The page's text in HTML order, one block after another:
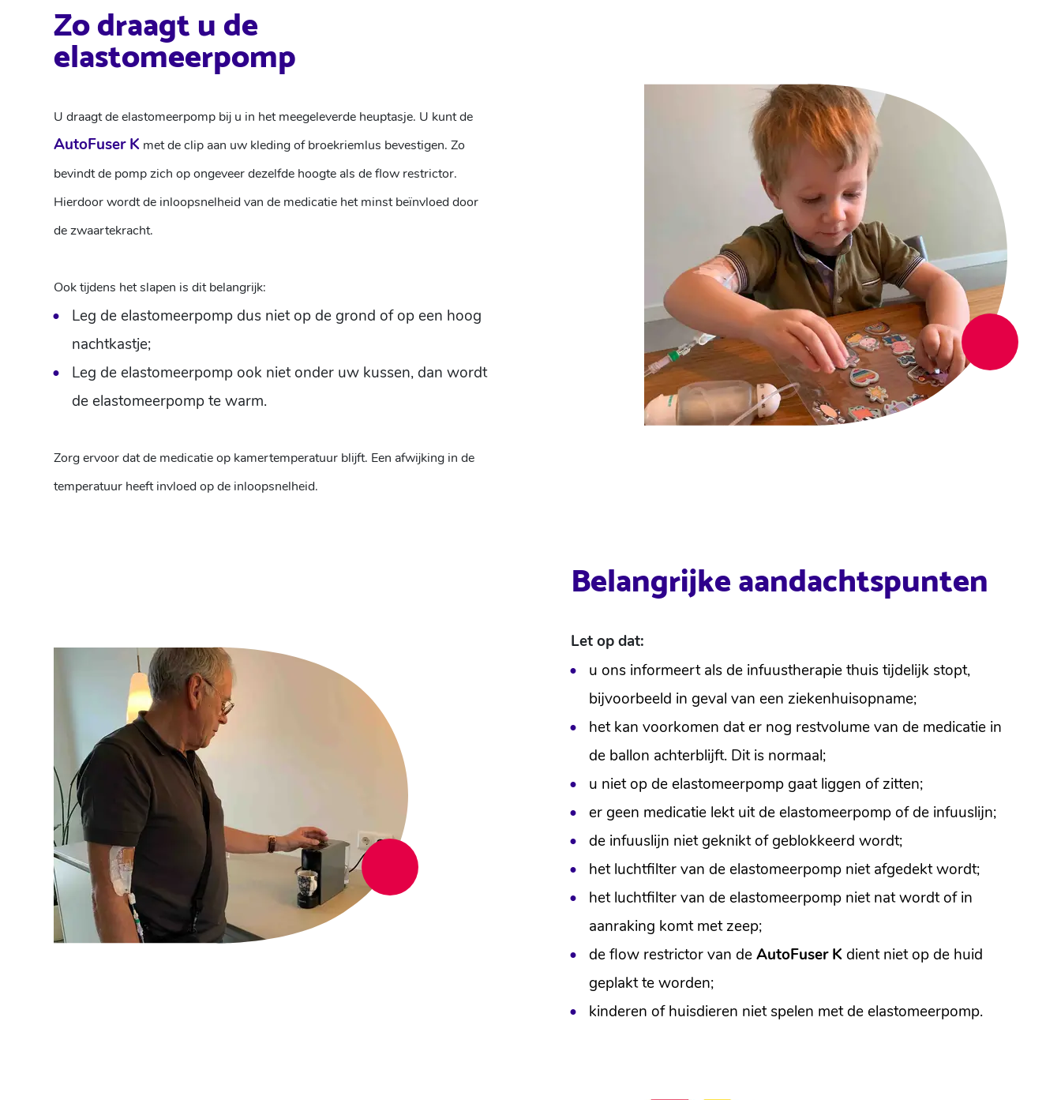
Zo draagt u de
elastomeerpomp
U draagt de elastomeerpomp bij u in het meegeleverde heuptasje. U kunt de
AutoFuser K met de clip aan uw kleding of broekriemlus bevestigen. Zo
bevindt de pomp zich op ongeveer dezelfde hoogte als de flow restrictor.
Hierdoor wordt de inloopsnelheid van de medicatie het minst beïnvloed door
de zwaartekracht.
Ook tijdens het slapen is dit belangrijk:
Leg de elastomeerpomp dus niet op de grond of op een hoog
nachtkastje;
Leg de elastomeerpomp ook niet onder uw kussen, dan wordt
de elastomeerpomp te warm.
Zorg ervoor dat de medicatie op kamertemperatuur blijft. Een afwijking in de
temperatuur heeft invloed op de inloopsnelheid.
Belangrijke aandachtspunten
Let op dat:
u ons informeert als de infuustherapie thuis tijdelijk stopt,
bijvoorbeeld in geval van een ziekenhuisopname;
het kan voorkomen dat er nog restvolume van de medicatie in
de ballon achterblijft. Dit is normaal;
u niet op de elastomeerpomp gaat liggen of zitten;
er geen medicatie lekt uit de elastomeerpomp of de infuuslijn;
de infuuslijn niet geknikt of geblokkeerd wordt;
het luchtfilter van de elastomeerpomp niet afgedekt wordt;
het luchtfilter van de elastomeerpomp niet nat wordt of in
aanraking komt met zeep;
de flow restrictor van deAutoFuser K dient niet op de huid
geplakt te worden;
kinderen of huisdieren niet spelen met de elastomeerpomp.